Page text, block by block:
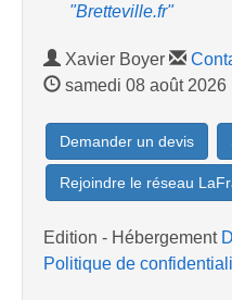
"Bretteville.fr"
Xavier Boyer
samedi 08 août 2026
Demander un devis
Rejoindre le réseau
Edition - Hébergement
Politique de